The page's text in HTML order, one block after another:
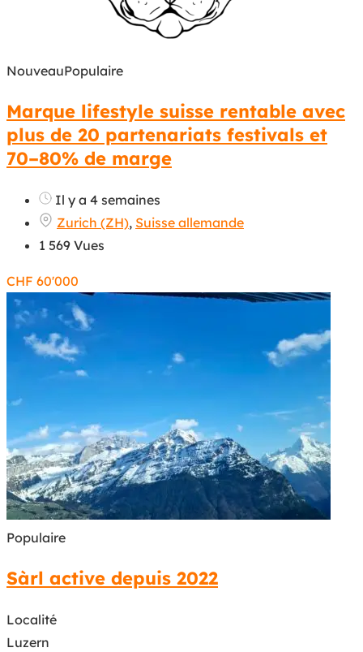
NouveauPopulaire
Marque lifestyle suisse rentable avec
plus de 20 partenariats festivals et
70–80% de marge
Il y a 4 semaines
Zurich (ZH), Suisse allemande
1 569 Vues
CHF 60'000
Populaire
Sàrl active depuis 2022
Localité
Luzern